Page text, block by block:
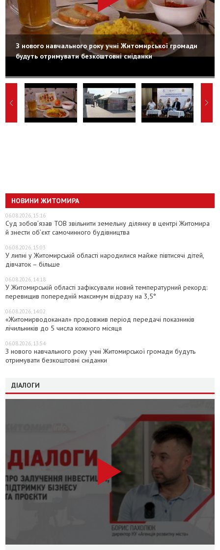
З нового навчального року учні Житомирської громади
будуть отримувати безкоштовні сніданки
НОВИНИ ЖИТОМИРА
06.08.2026, 15:16
Суд зобов’язав ТОВ звільнити земельну ділянку в центрі Житомира
й знести об’єкт самочинного будівництва
06.08.2026, 15:03
У липні у Житомирській області народилися майже півтисячі дітей,
дівчаток – більше
06.08.2026, 14:18
У Житомирській області зафіксували новий температурний рекорд:
перевищив попередній максимум відразу на 3,5°
06.08.2026, 14:02
«Житомирводоканал» продовжив період передачі показників
лічильників до 5 числа кожного місяця
06.08.2026, 13:54
З нового навчального року учні Житомирської громади будуть
отримувати безкоштовні сніданки
ДІАЛОГИ